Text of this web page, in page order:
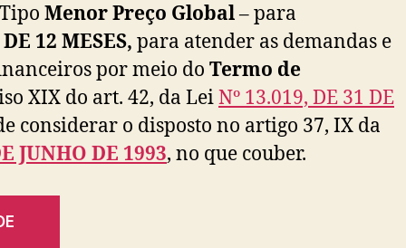
Menor Preço Global– para
12 MESES, para atender as demandas e
por meio do Termo de
XIX do art. 42, da LeiNº 13.019, DE 31 DE
considerar o disposto no artigo 37, IX da
JUNHO DE 1993, no que couber.